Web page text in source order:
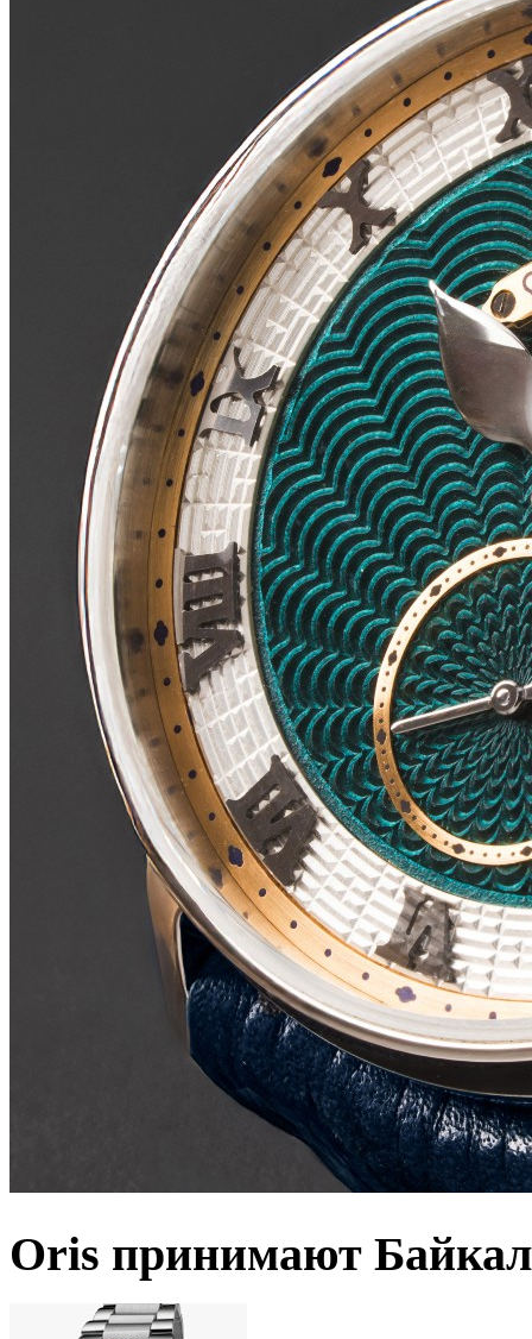
Oris принимают